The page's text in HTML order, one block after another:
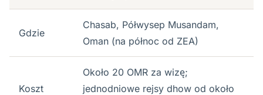
Gdzie
Chasab, Półwysep Musandam,
Oman (na północ od ZEA)
Koszt
Około 20 OMR za wizę;
jednodniowe rejsy dhow od około